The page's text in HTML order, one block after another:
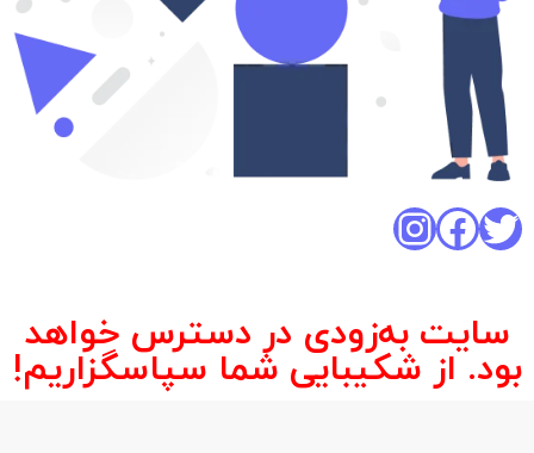
سایت به‌زودی در دسترس خواهد
بود. از شکیبایی شما سپاسگزاریم!